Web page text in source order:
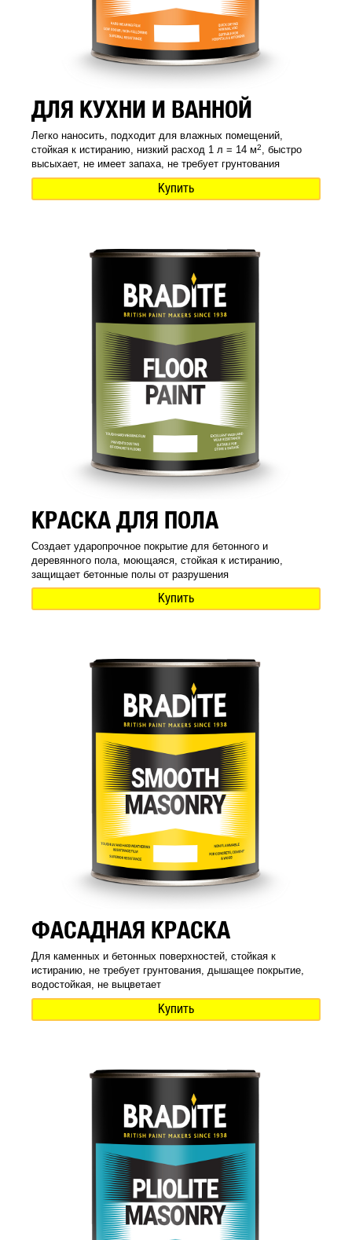
ДЛЯ КУХНИ И ВАННОЙ
Легко наносить, подходит для влажных помещений,
стойкая к истиранию, низкий расход 1 л = 14 м2, быстро
высыхает, не имеет запаха, не требует грунтования
Купить
КРАСКА ДЛЯ ПОЛА
Создает ударопрочное покрытие для бетонного и
деревянного пола, моющаяся, стойкая к истиранию,
защищает бетонные полы от разрушения
Купить
ФАСАДНАЯ КРАСКА
Для каменных и бетонных поверхностей, стойкая к
истиранию, не требует грунтования, дышащее покрытие,
водостойкая, не выцветает
Купить